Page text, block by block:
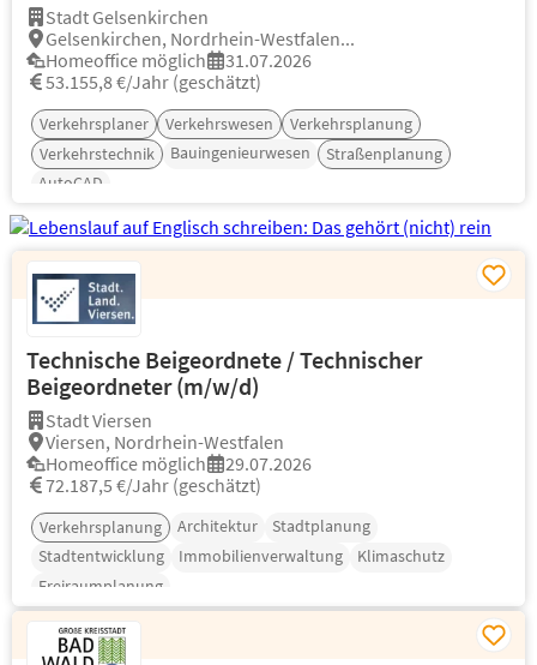
Stadt Gelsenkirchen
Gelsenkirchen, Nordrhein-Westfalen...
Homeoffice möglich
31.07.2026
53.155,8 €/Jahr (geschätzt)
Verkehrsplaner Verkehrswesen
Verkehrsplanung
Verkehrstechnik
Bauingenieurwesen
Straßenplanung
AutoCAD
Technische Beigeordnete / Technischer
Beigeordneter (m/w/d)
Stadt Viersen
Viersen, Nordrhein-Westfalen
Homeoffice möglich
29.07.2026
72.187,5 €/Jahr (geschätzt)
Verkehrsplanung Architektur
Stadtplanung
Stadtentwicklung
Immobilienverwaltung
Klimaschutz
Freiraumplanung